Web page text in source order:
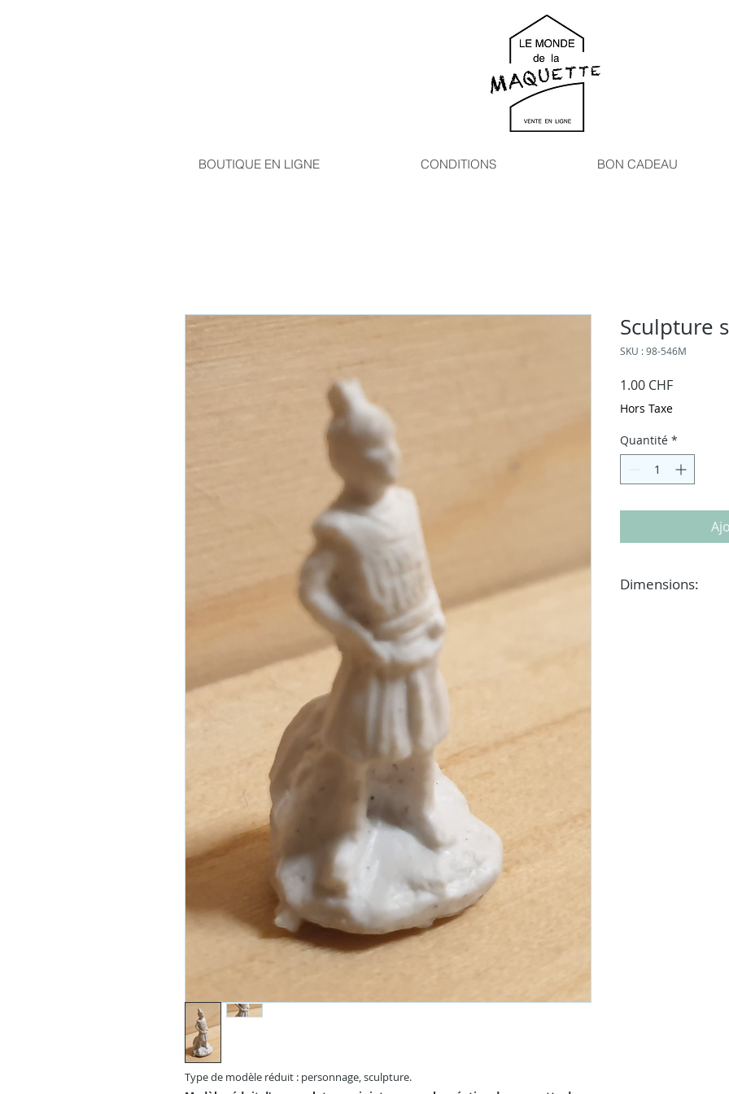
BOUTIQUE EN LIGNE CONDITIONS BON CADEAU
Type de modèle réduit : personnage, sculpture.
Sculpture
SKU : 98-546M
1.00 CHFPrix
Hors Taxe
Quantité *
Dimensions: